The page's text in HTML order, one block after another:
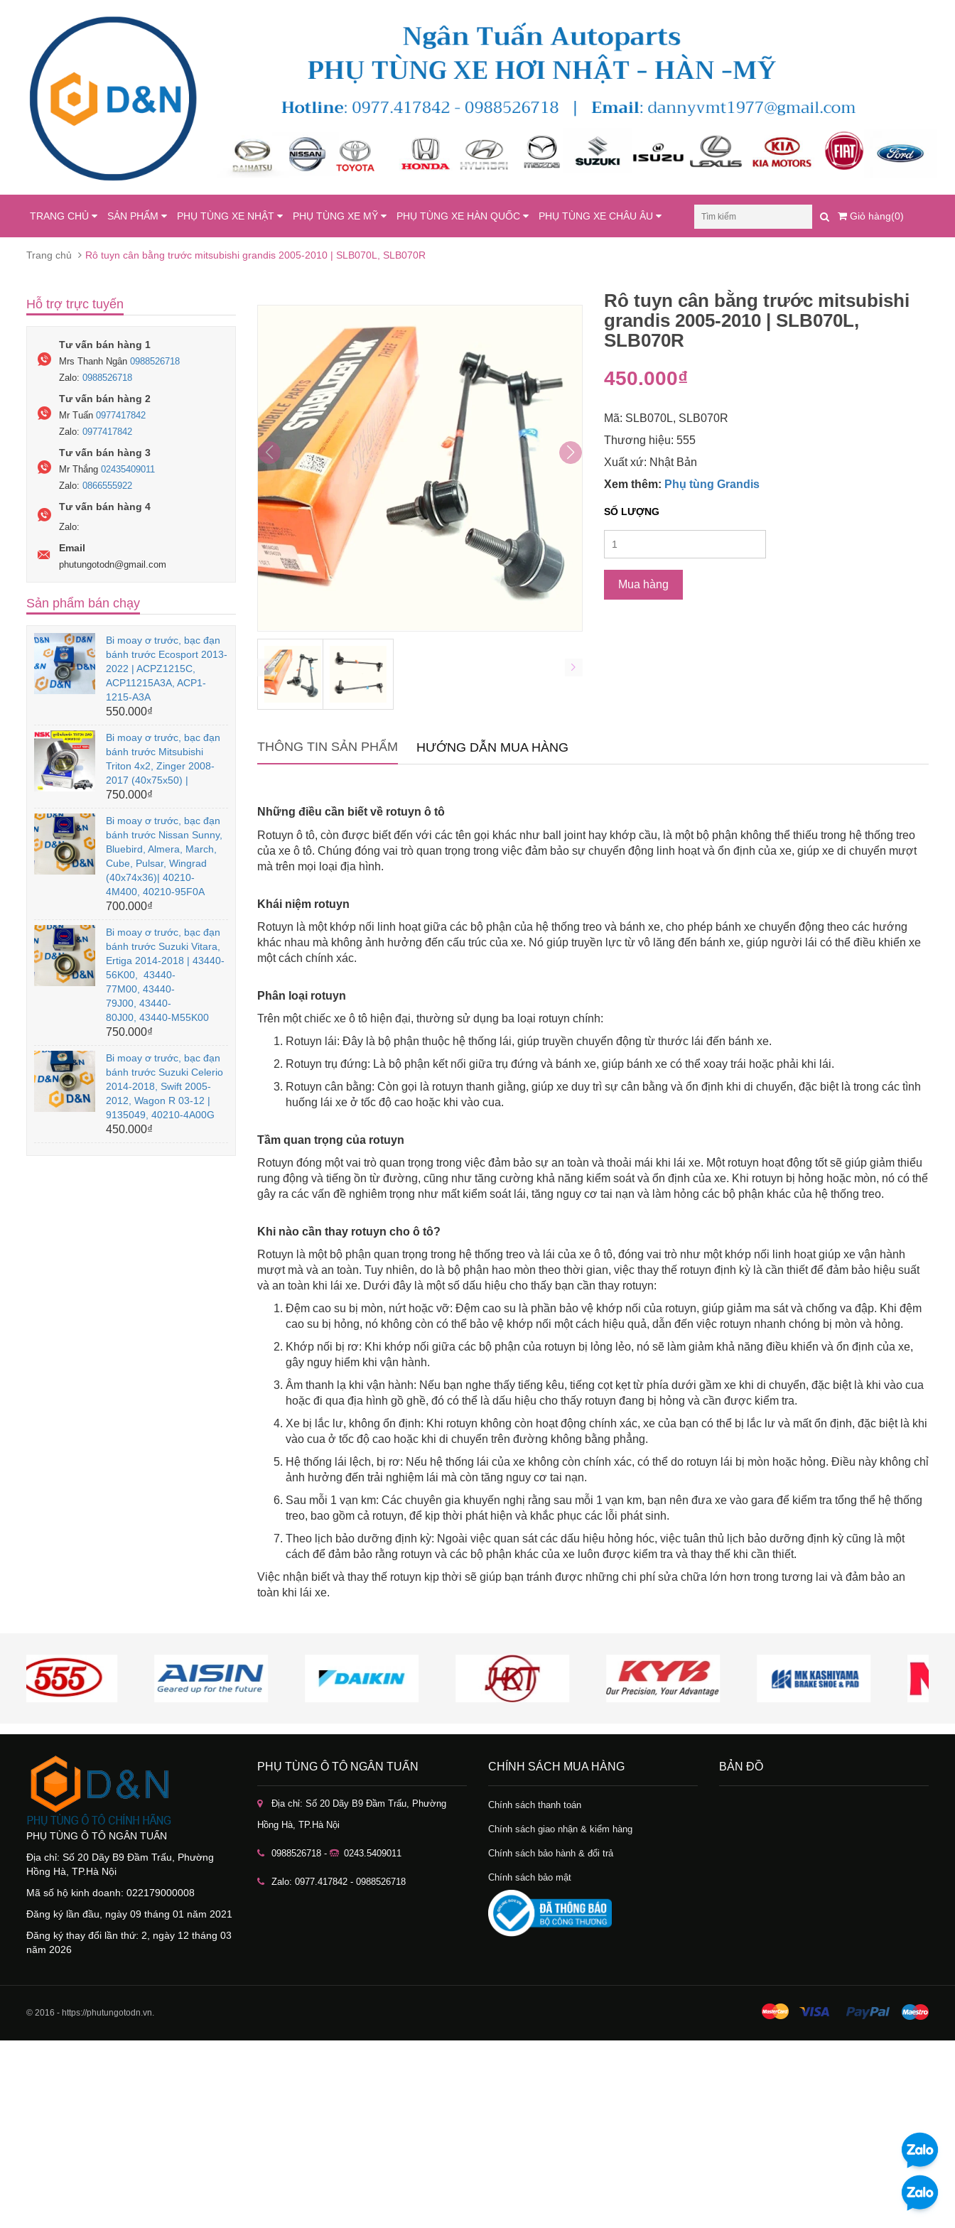
TRANG CHỦ SẢN PHẨM PHỤ TÙNG XE NHẬT PHỤ TÙNG XE MỸ PHỤ TÙNG XE HÀN QUỐC PHỤ TÙNG XE CHÂU ÂU Giỏ hàng(0)
Trang chủ Rô tuyn cân bằng trước mitsubishi grandis 2005-2010 | SLB070L, SLB070R
Rô tuyn cân bằng trước mitsubishi
grandis 2005-2010 | SLB070L,
SLB070R
450.000₫
Mã: SLB070L, SLB070R
Thương hiệu: 555
Xuất xứ: Nhật Bản
Xem thêm: Phụ tùng Grandis
SỐ LƯỢNG
Mua hàng
THÔNG TIN SẢN PHẨM HƯỚNG DẪN MUA HÀNG
Những điều cần biết về rotuyn ô tô
Rotuyn ô tô, còn được biết đến với các tên gọi khác như ball joint hay khớp cầu, là một bộ phận không thể thiếu trong hệ thống treo
của xe ô tô. Chúng đóng vai trò quan trọng trong việc đảm bảo sự chuyển động linh hoạt và ổn định của xe, giúp xe di chuyển mượt
mà trên mọi loại địa hình.
Khái niệm rotuyn
Rotuyn là một khớp nối linh hoạt giữa các bộ phận của hệ thống treo và bánh xe, cho phép bánh xe chuyển động theo các hướng
khác nhau mà không ảnh hưởng đến cấu trúc của xe. Nó giúp truyền lực từ vô lăng đến bánh xe, giúp người lái có thể điều khiển xe
một cách chính xác.
Phân loại rotuyn
Trên một chiếc xe ô tô hiện đại, thường sử dụng ba loại rotuyn chính:
Rotuyn lái: Đây là bộ phận thuộc hệ thống lái, giúp truyền chuyển động từ thước lái đến bánh xe.
Rotuyn trụ đứng: Là bộ phận kết nối giữa trụ đứng và bánh xe, giúp bánh xe có thể xoay trái hoặc phải khi lái.
Rotuyn cân bằng: Còn gọi là rotuyn thanh giằng, giúp xe duy trì sự cân bằng và ổn định khi di chuyển, đặc biệt là trong các tình
huống lái xe ở tốc độ cao hoặc khi vào cua.
Tầm quan trọng của rotuyn
Rotuyn đóng một vai trò quan trọng trong việc đảm bảo sự an toàn và thoải mái khi lái xe. Một rotuyn hoạt động tốt sẽ giúp giảm thiểu
rung động và tiếng ồn từ đường, cũng như tăng cường khả năng kiểm soát và ổn định của xe. Khi rotuyn bị hỏng hoặc mòn, nó có thể
gây ra các vấn đề nghiêm trọng như mất kiểm soát lái, tăng nguy cơ tai nạn và làm hỏng các bộ phận khác của hệ thống treo.
Khi nào cần thay rotuyn cho ô tô?
Rotuyn là một bộ phận quan trọng trong hệ thống treo và lái của xe ô tô, đóng vai trò như một khớp nối linh hoạt giúp xe vận hành
mượt mà và an toàn. Tuy nhiên, do là bộ phận hao mòn theo thời gian, việc thay thế rotuyn định kỳ là cần thiết để đảm bảo hiệu suất
và an toàn khi lái xe. Dưới đây là một số dấu hiệu cho thấy bạn cần thay rotuyn:
Đệm cao su bị mòn, nứt hoặc vỡ: Đệm cao su là phần bảo vệ khớp nối của rotuyn, giúp giảm ma sát và chống va đập. Khi đệm
cao su bị hỏng, nó không còn có thể bảo vệ khớp nối một cách hiệu quả, dẫn đến việc rotuyn nhanh chóng bị mòn và hỏng.
Khớp nối bị rơ: Khi khớp nối giữa các bộ phận của rotuyn bị lỏng lẻo, nó sẽ làm giảm khả năng điều khiển và ổn định của xe,
gây nguy hiểm khi vận hành.
Âm thanh lạ khi vận hành: Nếu bạn nghe thấy tiếng kêu, tiếng cọt kẹt từ phía dưới gầm xe khi di chuyển, đặc biệt là khi vào cua
hoặc đi qua địa hình gồ ghề, đó có thể là dấu hiệu cho thấy rotuyn đang bị hỏng và cần được kiểm tra.
Xe bị lắc lư, không ổn định: Khi rotuyn không còn hoạt động chính xác, xe của bạn có thể bị lắc lư và mất ổn định, đặc biệt là khi
vào cua ở tốc độ cao hoặc khi di chuyển trên đường không bằng phẳng.
Hệ thống lái lệch, bị rơ: Nếu hệ thống lái của xe không còn chính xác, có thể do rotuyn lái bị mòn hoặc hỏng. Điều này không chỉ
ảnh hưởng đến trải nghiệm lái mà còn tăng nguy cơ tai nạn.
Sau mỗi 1 vạn km: Các chuyên gia khuyến nghị rằng sau mỗi 1 vạn km, bạn nên đưa xe vào gara để kiểm tra tổng thể hệ thống
treo, bao gồm cả rotuyn, để kịp thời phát hiện và khắc phục các lỗi phát sinh.
Theo lịch bảo dưỡng định kỳ: Ngoài việc quan sát các dấu hiệu hỏng hóc, việc tuân thủ lịch bảo dưỡng định kỳ cũng là một
cách để đảm bảo rằng rotuyn và các bộ phận khác của xe luôn được kiểm tra và thay thế khi cần thiết.
Việc nhận biết và thay thế rotuyn kịp thời sẽ giúp bạn tránh được những chi phí sửa chữa lớn hơn trong tương lai và đảm bảo an
toàn khi lái xe.
Hỗ trợ trực tuyến
Tư vấn bán hàng 1
Mrs Thanh Ngân 0988526718
Zalo: 0988526718
Tư vấn bán hàng 2
Mr Tuấn 0977417842
Zalo: 0977417842
Tư vấn bán hàng 3
Mr Thắng 02435409011
Zalo: 0866555922
Tư vấn bán hàng 4
Zalo:
Email
phutungotodn@gmail.com
Sản phẩm bán chạy
Bi moay ơ trước, bạc đạn
bánh trước Ecosport 2013-
2022 | ACPZ1215C,
ACP11215A3A, ACP1-
1215-A3A
550.000₫
Bi moay ơ trước, bạc đạn
bánh trước Mitsubishi
Triton 4x2, Zinger 2008-
2017 (40x75x50) |
750.000₫
Bi moay ơ trước, bạc đạn
bánh trước Nissan Sunny,
Bluebird, Almera, March,
Cube, Pulsar, Wingrad
(40x74x36)| 40210-
4M400, 40210-95F0A
700.000₫
Bi moay ơ trước, bạc đạn
bánh trước Suzuki Vitara,
Ertiga 2014-2018 | 43440-
56K00, 43440-
77M00, 43440-
79J00, 43440-
80J00, 43440-M55K00
750.000₫
Bi moay ơ trước, bạc đạn
bánh trước Suzuki Celerio
2014-2018, Swift 2005-
2012, Wagon R 03-12 |
9135049, 40210-4A00G
450.000₫
PHỤ TÙNG Ô TÔ NGÂN TUẤN
Địa chỉ: Số 20 Dãy B9 Đầm Trấu, Phường
Hồng Hà, TP.Hà Nội
Mã số hộ kinh doanh: 022179000008
Đăng ký lần đầu, ngày 09 tháng 01 năm 2021
Đăng ký thay đổi lần thứ: 2, ngày 12 tháng 03
năm 2026
PHỤ TÙNG Ô TÔ NGÂN TUẤN
Địa chỉ: Số 20 Dãy B9 Đầm Trấu, Phường
Hồng Hà, TP.Hà Nội
0988526718 - 0243.5409011
Zalo: 0977.417842 - 0988526718
CHÍNH SÁCH MUA HÀNG
Chính sách thanh toán
Chính sách giao nhận & kiểm hàng
Chính sách bảo hành & đổi trả
Chính sách bảo mật
BẢN ĐỒ
© 2016 - https://phutungotodn.vn.